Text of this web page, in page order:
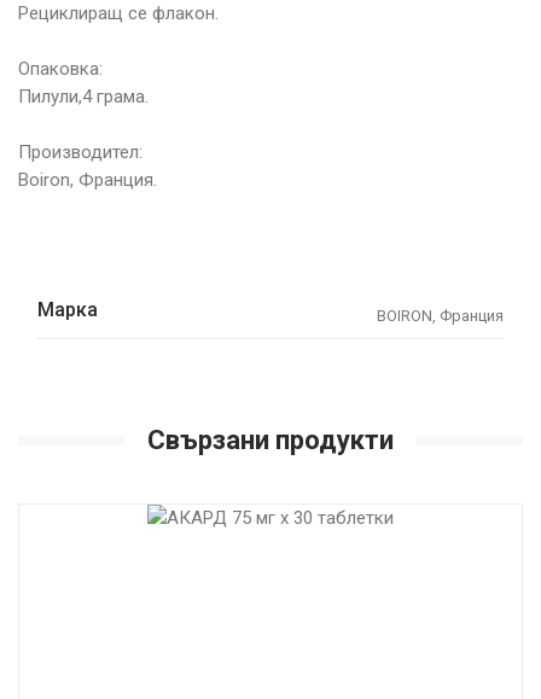
Рециклиращ се флакон.
Опаковка:
Пилули,4 грама.
Производител:
Boiron, Франция.
Марка BOIRON, Франция
Свързани продукти